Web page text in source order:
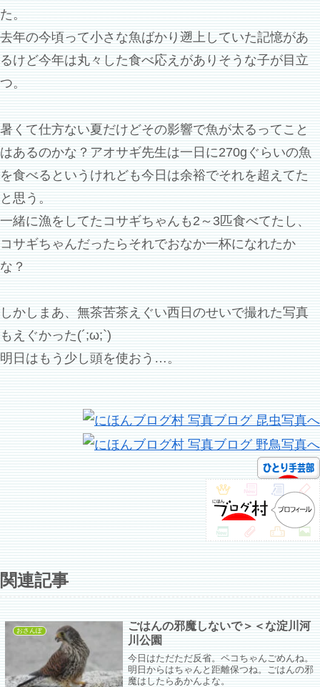
た。
去年の今頃って小さな魚ばかり遡上していた記憶があ
るけど今年は丸々した食べ応えがありそうな子が目立
つ。
暑くて仕方ない夏だけどその影響で魚が太るってこと
はあるのかな？アオサギ先生は一日に270gぐらいの魚
を食べるというけれども今日は余裕でそれを超えてた
と思う。
一緒に漁をしてたコサギちゃんも2～3匹食べてたし、
コサギちゃんだったらそれでおなか一杯になれたか
な？
しかしまあ、無茶苦茶えぐい西日のせいで撮れた写真
もえぐかった(´;ω;`)
明日はもう少し頭を使おう…。
関連記事
おさんぽ
ごはんの邪魔しないで＞＜な淀川河
川公園
今日はただただ反省。ペコちゃんごめんね。
明日からはちゃんと距離保つね。ごはんの邪
魔はしたらあかんよな。